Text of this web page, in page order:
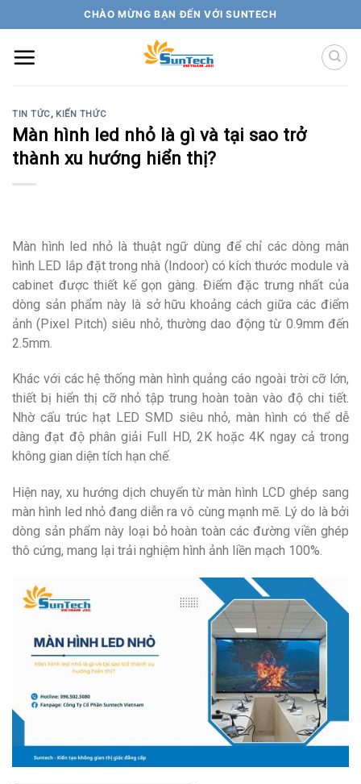
to
content
CHÀO MỪNG BẠN ĐẾN VỚI SUNTECH
TIN TỨC, KIẾN THỨC
Màn hình led nhỏ là gì và tại sao trở
thành xu hướng hiển thị?
Màn hình led nhỏ là thuật ngữ dùng để chỉ các dòng màn
hình LED lắp đặt trong nhà (Indoor) có kích thước module và
cabinet được thiết kế gọn gàng. Điểm đặc trưng nhất của
dòng sản phẩm này là sở hữu khoảng cách giữa các điểm
ảnh (Pixel Pitch) siêu nhỏ, thường dao động từ 0.9mm đến
2.5mm.
Khác với các hệ thống màn hình quảng cáo ngoài trời cỡ lớn,
thiết bị hiển thị cỡ nhỏ tập trung hoàn toàn vào độ chi tiết.
Nhờ cấu trúc hạt LED SMD siêu nhỏ, màn hình có thể dễ
dàng đạt độ phân giải Full HD, 2K hoặc 4K ngay cả trong
không gian diện tích hạn chế.
Hiện nay, xu hướng dịch chuyển từ màn hình LCD ghép sang
màn hình led nhỏ đang diễn ra vô cùng mạnh mẽ. Lý do là bởi
dòng sản phẩm này loại bỏ hoàn toàn các đường viền ghép
thô cứng, mang lại trải nghiệm hình ảnh liền mạch 100%.